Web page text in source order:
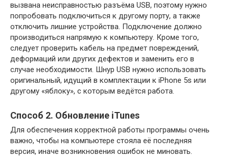
вызвана неисправностью разъёма USB, поэтому нужно
попробовать подключиться к другому порту, а также
отключить лишние устройства. Подключение должно
производиться напрямую к компьютеру. Кроме того,
следует проверить кабель на предмет повреждений,
деформаций или других дефектов и заменить его в
случае необходимости. Шнур USB нужно использовать
оригинальный, идущий в комплектации к iPhone 5s или
другому «яблоку», с которым ведётся работа.
Способ 2. Обновление iTunes
Для обеспечения корректной работы программы очень
важно, чтобы на компьютере стояла её последняя
версия, иначе возникновения ошибок не миновать.